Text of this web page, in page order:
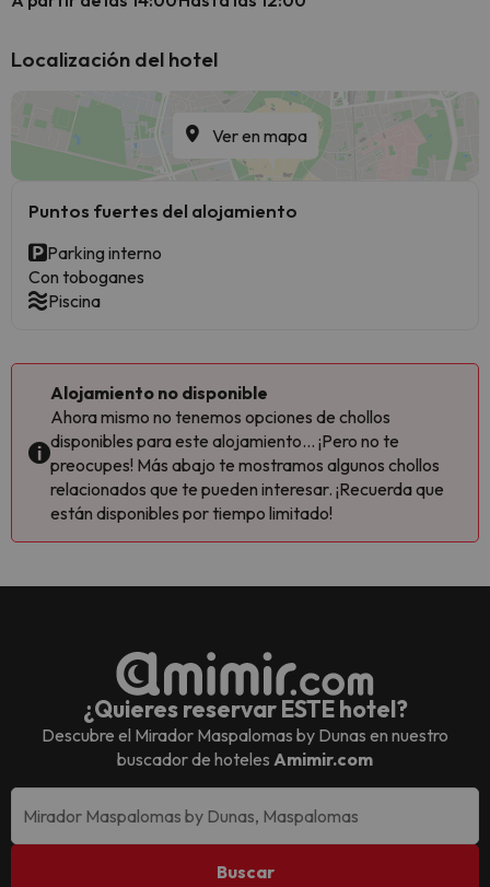
Localización del hotel
Ver en mapa
Puntos fuertes del alojamiento
Parking interno
Con toboganes
Piscina
Alojamiento no disponible
Ahora mismo no tenemos opciones de chollos
disponibles para este alojamiento... ¡Pero no te
preocupes! Más abajo te mostramos algunos chollos
relacionados que te pueden interesar. ¡Recuerda que
están disponibles por tiempo limitado!
¿Quieres reservar ESTE hotel?
Descubre el Mirador Maspalomas by Dunas en nuestro
buscador de hoteles Amimir.com
Buscar